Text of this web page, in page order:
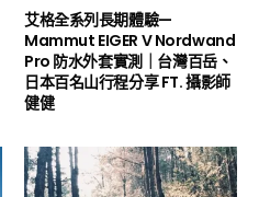
艾格全系列長期體驗—
Mammut EIGER V Nordwand
Pro 防⽔外套實測｜台灣百岳、
⽇本百名⼭⾏程分享 FT. 攝影師
健健